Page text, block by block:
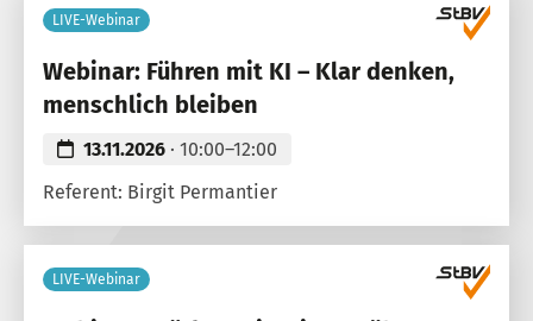
LIVE-Webinar
Webinar: Führen mit KI – Klar denken,
menschlich bleiben
13.11.2026 · 10:00–12:00
Referent: Birgit Permantier
LIVE-Webinar